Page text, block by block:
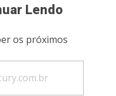
Lendo
os próximos